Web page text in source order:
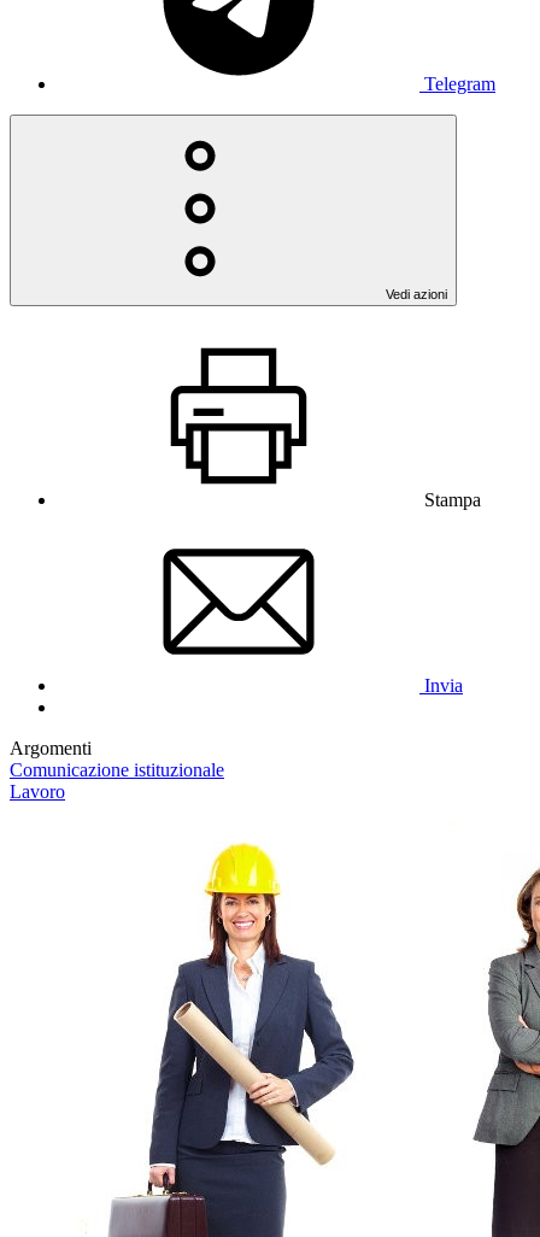
Telegram
Vedi azioni
Stampa
Invia
Argomenti
Comunicazione istituzionale
Lavoro